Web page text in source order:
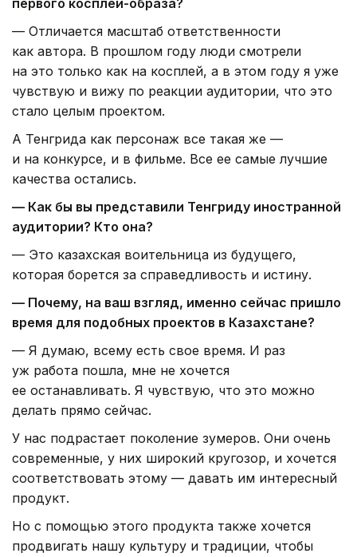
первого косплей-образа?
— Отличается масштаб ответственности
как автора. В прошлом году люди смотрели
на это только как на косплей, а в этом году я уже
чувствую и вижу по реакции аудитории, что это
стало целым проектом.
А Тенгрида как персонаж все такая же —
и на конкурсе, и в фильме. Все ее самые лучшие
качества остались.
— Как бы вы представили Тенгриду иностранной
аудитории? Кто она?
— Это казахская воительница из будущего,
которая борется за справедливость и истину.
— Почему, на ваш взгляд, именно сейчас пришло
время для подобных проектов в Казахстане?
— Я думаю, всему есть свое время. И раз
уж работа пошла, мне не хочется
ее останавливать. Я чувствую, что это можно
делать прямо сейчас.
У нас подрастает поколение зумеров. Они очень
современные, у них широкий кругозор, и хочется
соответствовать этому — давать им интересный
продукт.
Но с помощью этого продукта также хочется
продвигать нашу культуру и традиции, чтобы